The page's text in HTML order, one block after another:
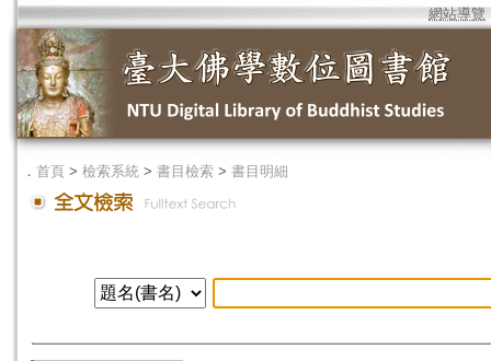
網站導覽
． 首頁 > 檢索系統 > 書目檢索 > 書目明細